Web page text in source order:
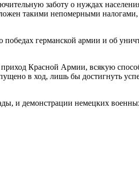
заботу о нуждах
такими непомерными налогами,
германской армии и об
Красной Армии, всякую
в ход, лишь бы достигнуть
и демонстрации немецких